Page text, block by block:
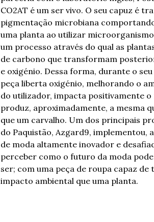
CO2AT é um ser vivo. O seu capuz é
pigmentação microbiana
uma planta ao utilizar
um processo através do qual as
de carbono que transformam
e oxigénio. Dessa forma, durante o
peça liberta oxigénio, melhorando o
do utilizador, impacta positivamente o
produz, aproximadamente, a mesma
que um carvalho. Um dos principais
do Paquistão, Azgard9, implementou,
de moda altamente inovador e
perceber como o futuro da moda
ser; com uma peça de roupa capaz de
impacto ambiental que uma planta.